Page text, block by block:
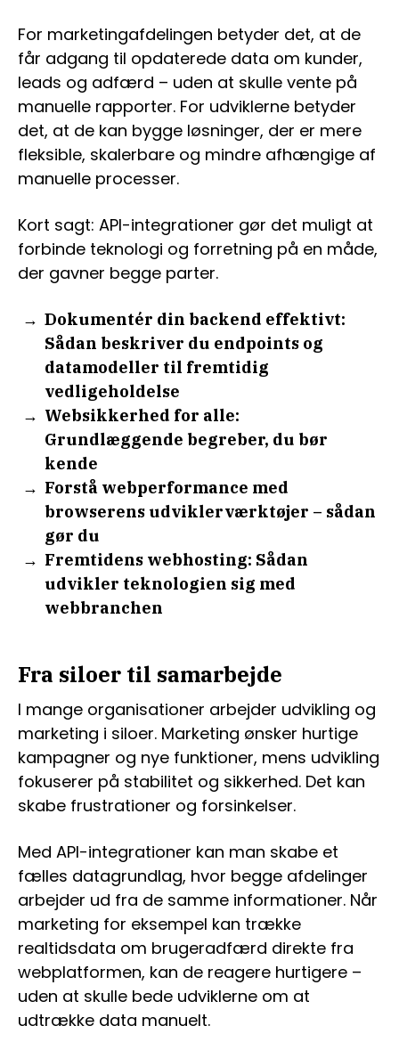
For marketingafdelingen betyder det, at de
får adgang til opdaterede data om kunder,
leads og adfærd – uden at skulle vente på
manuelle rapporter. For udviklerne betyder
det, at de kan bygge løsninger, der er mere
fleksible, skalerbare og mindre afhængige af
manuelle processer.
Kort sagt: API-integrationer gør det muligt at
forbinde teknologi og forretning på en måde,
der gavner begge parter.
Dokumentér din backend effektivt:
Sådan beskriver du endpoints og
datamodeller til fremtidig
vedligeholdelse
Websikkerhed for alle:
Grundlæggende begreber, du bør
kende
Forstå webperformance med
browserens udviklerværktøjer – sådan
gør du
Fremtidens webhosting: Sådan
udvikler teknologien sig med
webbranchen
Fra siloer til samarbejde
I mange organisationer arbejder udvikling og
marketing i siloer. Marketing ønsker hurtige
kampagner og nye funktioner, mens udvikling
fokuserer på stabilitet og sikkerhed. Det kan
skabe frustrationer og forsinkelser.
Med API-integrationer kan man skabe et
fælles datagrundlag, hvor begge afdelinger
arbejder ud fra de samme informationer. Når
marketing for eksempel kan trække
realtidsdata om brugeradfærd direkte fra
webplatformen, kan de reagere hurtigere –
uden at skulle bede udviklerne om at
udtrække data manuelt.